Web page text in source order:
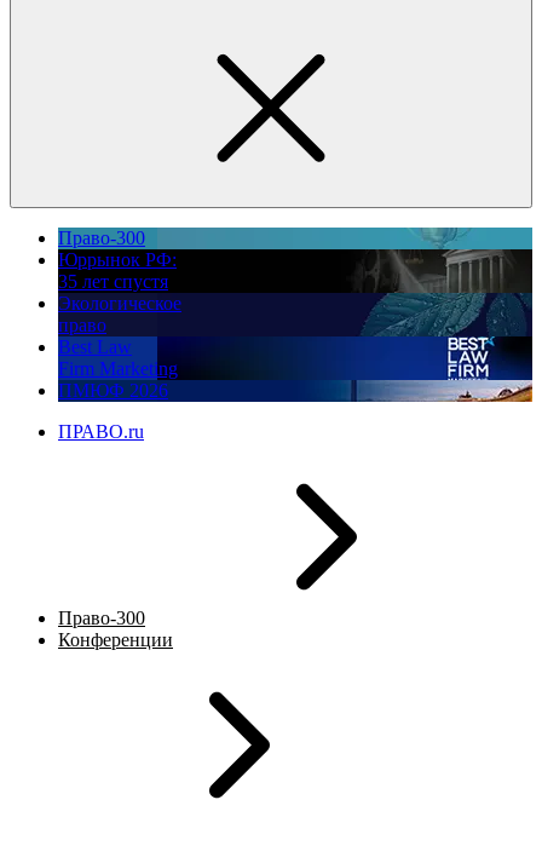
Право-300
Юррынок РФ:
35 лет спустя
Экологическое
право
Best Law
Firm Marketing
ПМЮФ 2026
ПРАВО.ru
Право-300
Конференции